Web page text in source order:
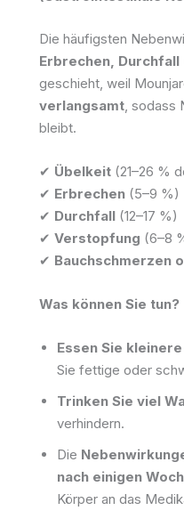
Die häufigsten
Erbrechen,
geschieht, weil
verlangsamt , sodass
bleibt.
✔ Übelkeit (21–26 %
✔ Erbrechen (5–9 %)
✔ Durchfall (12–17 %)
✔ Verstopfung (6–8
✔ Bauchschmerzen
Was können Sie tun?
Essen Sie
Sie fettige oder
Trinken Sie viel
verhindern.
Die
nach einigen
Körper an das